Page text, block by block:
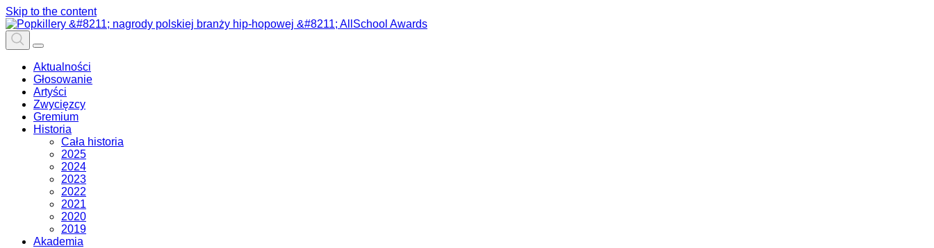
Skip to the content
Aktualności
Głosowanie
Artyści
Zwycięzcy
Gremium
Historia
Cała historia
2025
2024
2023
2022
2021
2020
2019
Akademia